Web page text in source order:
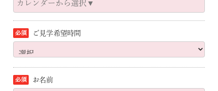
ご見学希望時間
お名前